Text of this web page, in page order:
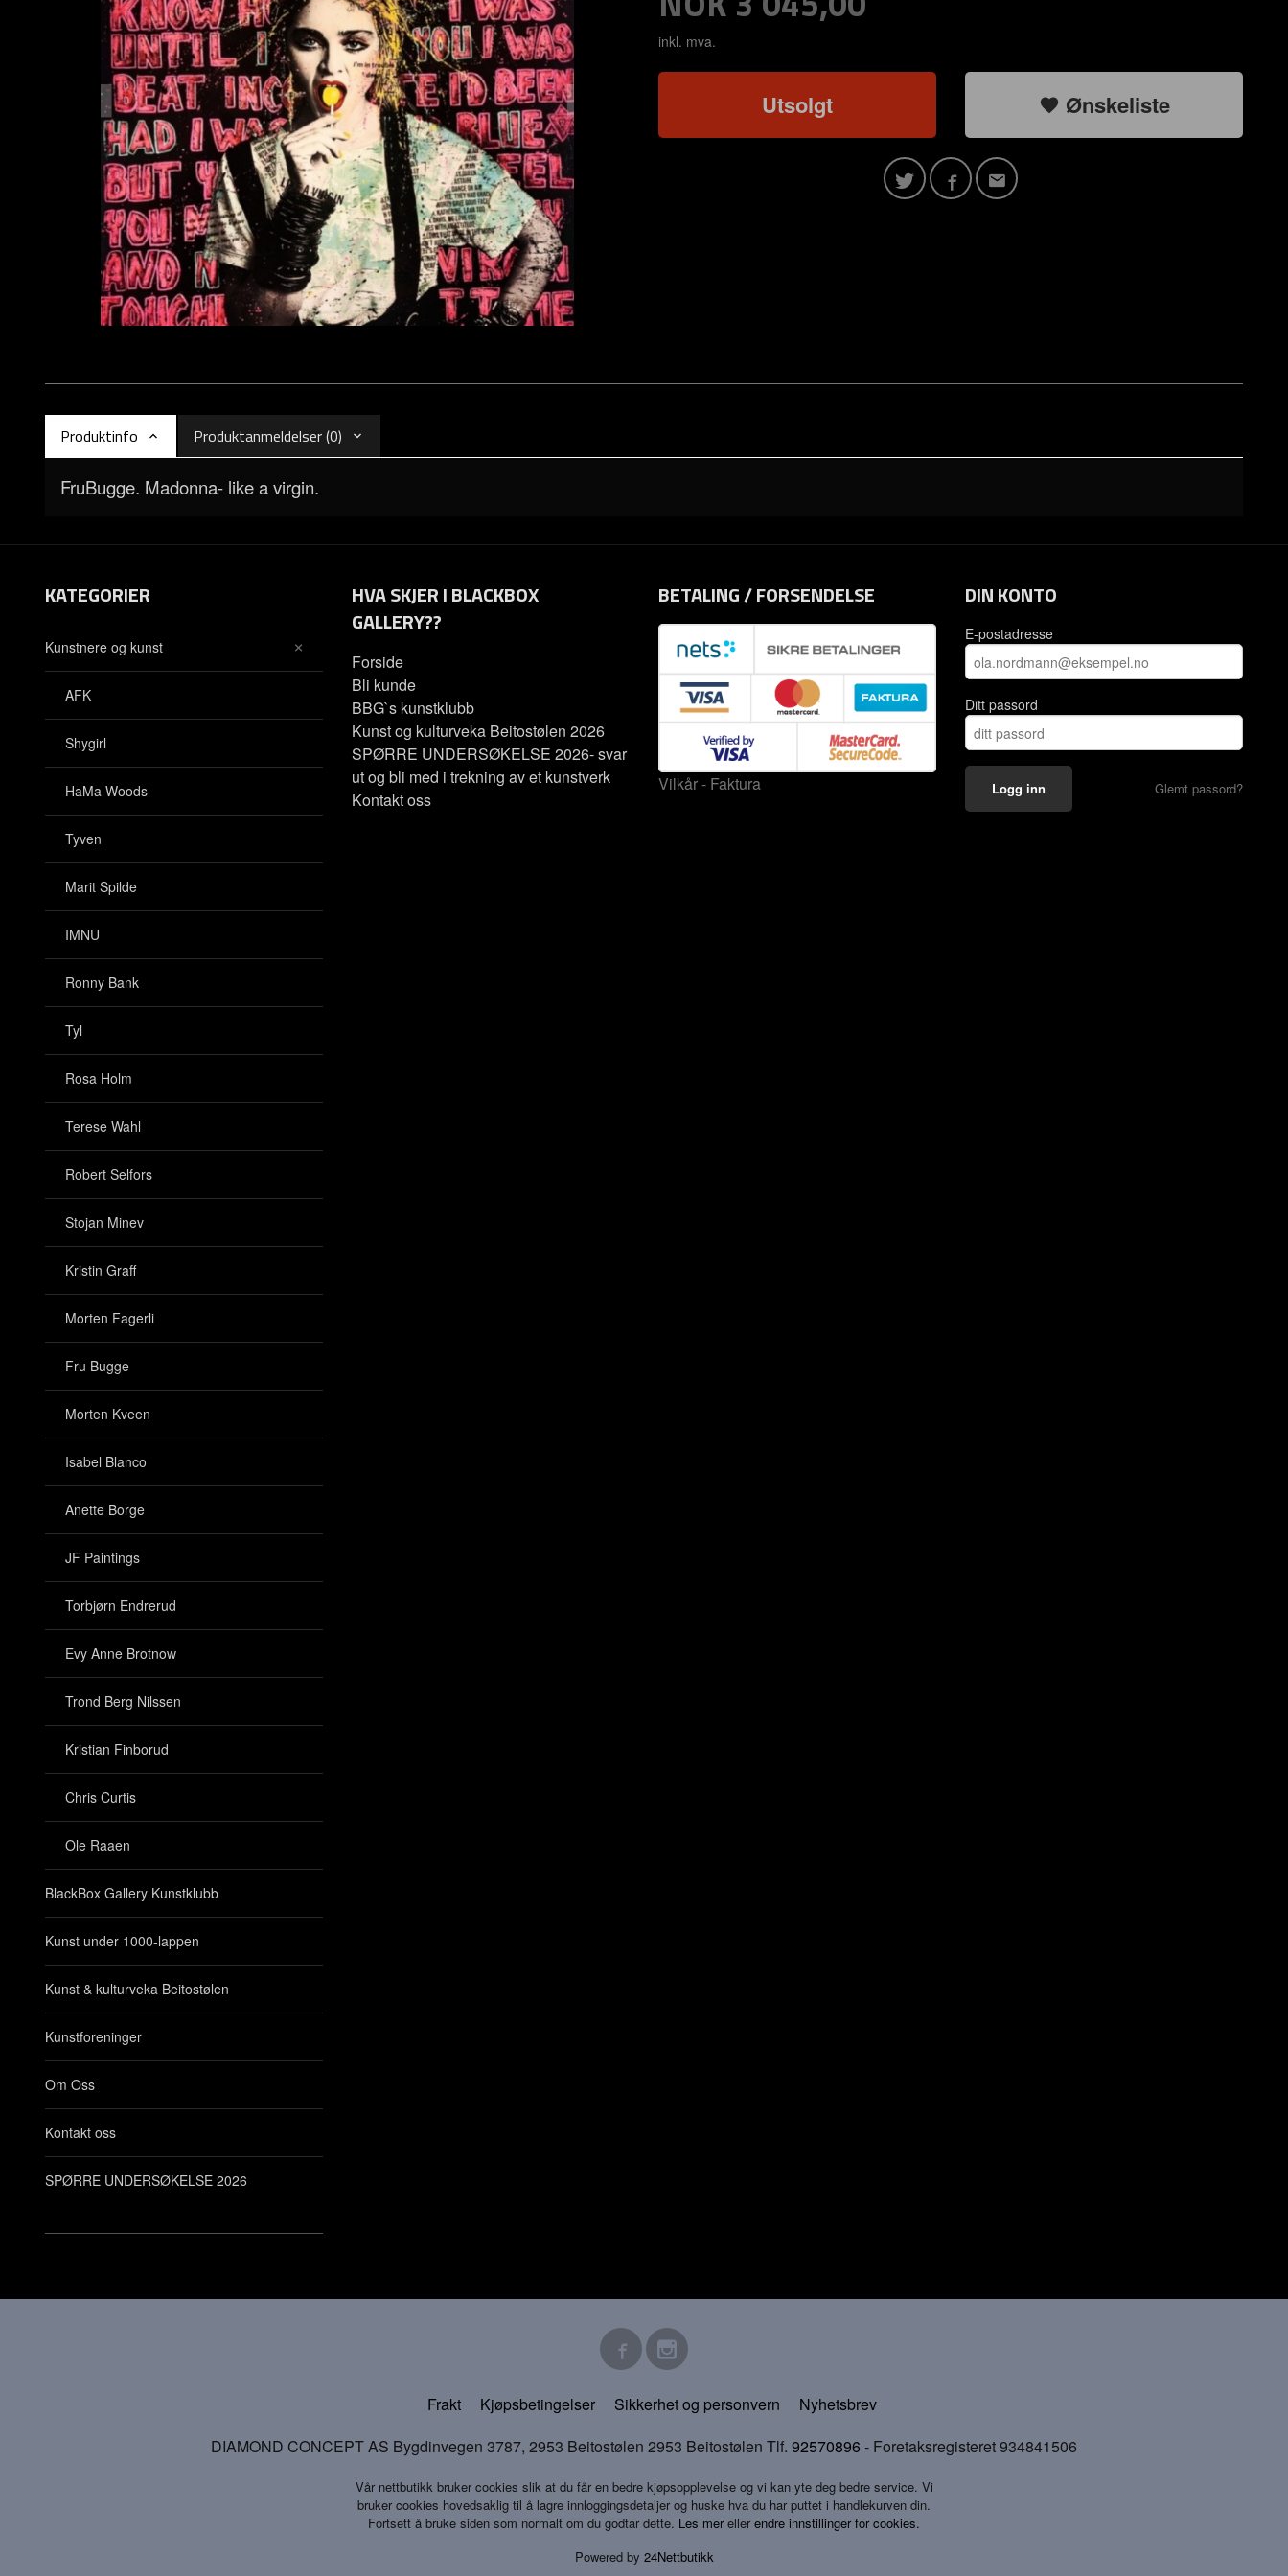
inkl. mva.
Utsolgt Ønskeliste
Produktinfo Produktanmeldelser (0)
FruBugge. Madonna- like a virgin.
KATEGORIER
Kunstnere og kunst
AFK
Shygirl
HaMa Woods
Tyven
Marit Spilde
IMNU
Ronny Bank
Tyl
Rosa Holm
Terese Wahl
Robert Selfors
Stojan Minev
Kristin Graff
Morten Fagerli
Fru Bugge
Morten Kveen
Isabel Blanco
Anette Borge
JF Paintings
Torbjørn Endrerud
Evy Anne Brotnow
Trond Berg Nilssen
Kristian Finborud
Chris Curtis
Ole Raaen
BlackBox Gallery Kunstklubb
Kunst under 1000-lappen
Kunst & kulturveka Beitostølen
Kunstforeninger
Om Oss
Kontakt oss
SPØRRE UNDERSØKELSE 2026
HVA SKJER I BLACKBOX
GALLERY??
Forside
Bli kunde
BBG`s kunstklubb
Kunst og kulturveka Beitostølen 2026
SPØRRE UNDERSØKELSE 2026- svar
ut og bli med i trekning av et kunstverk
Kontakt oss
BETALING / FORSENDELSE
Vilkår - Faktura
DIN KONTO
E-postadresse
Ditt passord
Glemt passord?
Frakt Kjøpsbetingelser Sikkerhet og personvern
Nyhetsbrev
DIAMOND CONCEPT AS Bygdinvegen 3787, 2953 Beitostølen 2953 Beitostølen Tlf. 92570896 - Foretaksregisteret 934841506
Vår nettbutikk bruker cookies slik at du får en bedre kjøpsopplevelse og vi kan yte deg bedre service. Vi
bruker cookies hovedsaklig til å lagre innloggingsdetaljer og huske hva du har puttet i handlekurven din.
Fortsett å bruke siden som normalt om du godtar dette. Les mereller endre innstillinger for cookies.
Powered by 24Nettbutikk